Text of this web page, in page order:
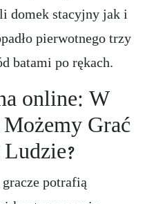
domek stacyjny jak i
pierwotnego trzy
batami po rękach.
online: W
Grać
potrafią